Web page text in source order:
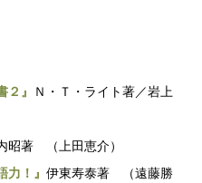
２』
Ｎ・Ｔ・ライト著／岩上
昭著 （上田恵介）
力！』伊東寿泰著 （遠藤勝